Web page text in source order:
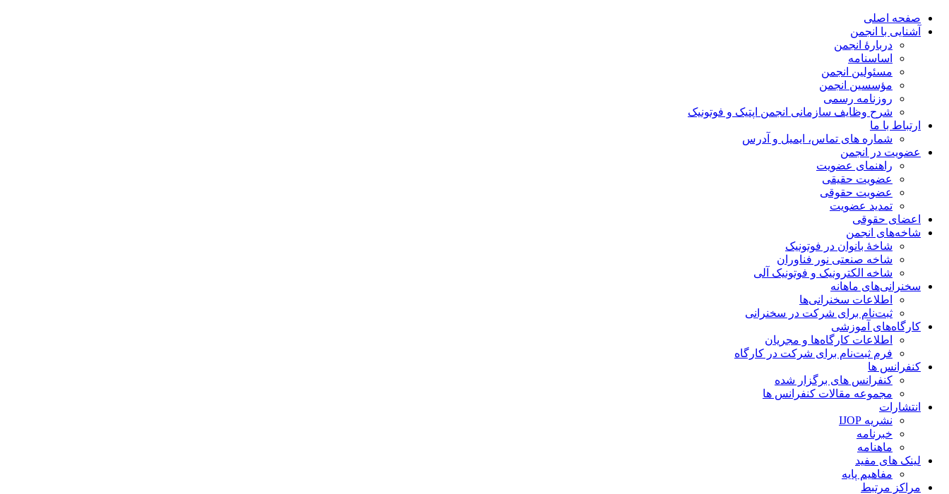
صفحه اصلی
آشنایی با انجمن
دربارۀ انجمن
اساسنامه
مسئولین انجمن
مؤسسین انجمن
روزنامه رسمی
شرح وظایف سازمانی انجمن اپتیک و فوتونیک
ارتباط با ما
شماره های تماس، ایمیل و آدرس
عضویت در انجمن
راهنمای عضویت
عضویت حقیقی
عضویت حقوقی
تمدید عضویت
اعضای حقوقی
شاخه‌های انجمن
شاخۀ بانوان در فوتونیک
شاخه صنعتی نور فناوران
شاخه‌ الکترونیک و فوتونیک آلی
سخنرانی‌های ماهانه
اطلاعات سخنرانی‌‌ها
ثبت‌نام برای شرکت در سخنرانی
کارگاه‌های آموزشی
اطلاعات کارگاه‌ها و مجریان
فرم ثبت‌نام برای شرکت در کارگاه
کنفرانس ها
کنفرانس های برگزار شده
مجموعه مقالات کنفرانس ها
انتشارات
نشریه IJOP
خبرنامه
ماهنامه
لینک های مفید
مفاهیم پایه
مراکز مرتبط